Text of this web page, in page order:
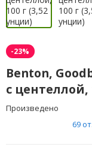
-23%
Benton,
с центеллой,
Произведено
69